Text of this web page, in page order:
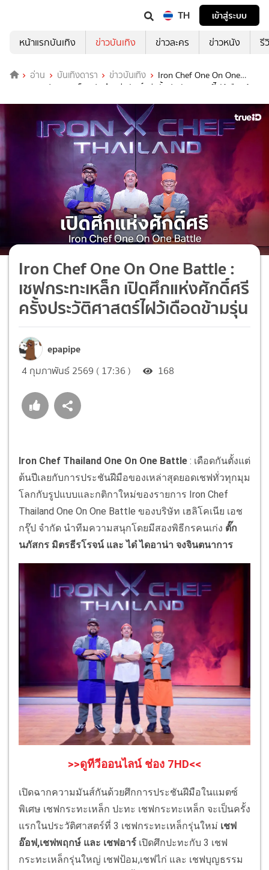
TH
เข้าสู่ระบบ
หน้าแรกบันเทิง
ข่าวบันเทิง ข่าวละคร ข่าวหนัง รี
อ่าน บันเทิงดารา ข่าวบันเทิง
Iron Chef One On One
Battle : เชฟกระทะเหล็ก เปิดศึกแห่งศักดิ์ศรีครั้งประวัติศาสตร์ไฝว้เดือดข้าม
Iron Chef One On One Battle :
เชฟกระทะเหล็ก เปิดศึกแห่งศักดิ์ศรี
ครั้งประวัติศาสตร์ไฝว้เดือดข้ามรุ่น
epapipe
4 กุมภาพันธ์ 2569 ( 17:36 ) 168
Iron Chef Thailand One On One Battle : เดือดกันตั้งแต่
ต้นปีเลยกับการประชันฝีมือของเหล่าสุดยอดเชฟทั่วทุกมุม
โลกกับรูปแบบและกติกาใหม่ของรายการ Iron Chef
Thailand One On One Battle ของบริษัท เฮลิโคเนีย เอช
กรุ๊ป จำกัด นำทีมความสนุกโดยมีสองพิธีกรคนเก่ง ตั๊ก
นภัสกร มิตรธีรโรจน์ และ ได๋ ไดอาน่า จงจินตนาการ
>>ดูทีวีออนไลน์ ช่อง 7HD<<
เปิดฉากความมันส์กันด้วยศึกการประชันฝีมือในแมตซ์
พิเศษ เชฟกระทะเหล็ก ปะทะ เชฟกระทะเหล็ก จะเป็นครั้ง
แรกในประวัติศาสตร์ที่ 3 เชฟกระทะเหล็กรุ่นใหม่ เชฟ
อ๊อฟ,เชฟพฤกษ์ และ เชฟอาร์ เปิดศึกปะทะกับ 3 เชฟ
กระทะเหล็กรุ่นใหญ่ เชฟป้อม,เชฟไก่ และ เชฟบุญธรรม